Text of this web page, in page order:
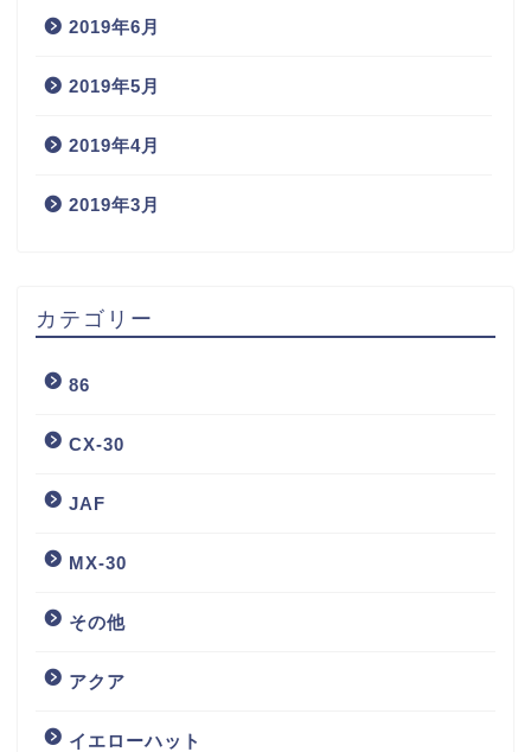
2019年6月
2019年5月
2019年4月
2019年3月
カテゴリー
86
CX-30
JAF
MX-30
その他
アクア
イエローハット